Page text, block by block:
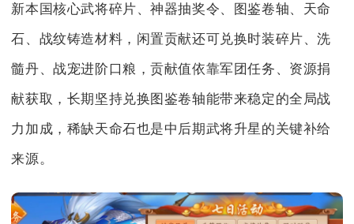
新本国核心武将碎片、神器抽奖令、图鉴卷轴、天命
石、战纹铸造材料，闲置贡献还可兑换时装碎片、洗
髓丹、战宠进阶口粮，贡献值依靠军团任务、资源捐
献获取，长期坚持兑换图鉴卷轴能带来稳定的全局战
力加成，稀缺天命石也是中后期武将升星的关键补给
来源。